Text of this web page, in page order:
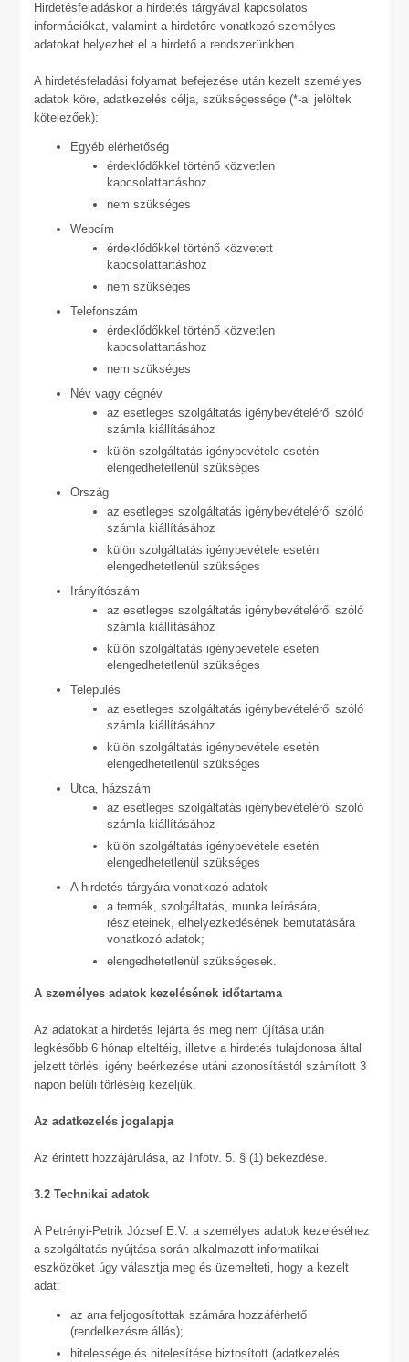
Hirdetésfeladáskor a hirdetés tárgyával kapcsolatos
információkat, valamint a hirdetőre vonatkozó személyes
adatokat helyezhet el a hirdető a rendszerünkben.
A hirdetésfeladási folyamat befejezése után kezelt személyes
adatok köre, adatkezelés célja, szükségessége (*-al jelöltek
kötelezőek):
Egyéb elérhetőség
érdeklődőkkel történő közvetlen
kapcsolattartáshoz
nem szükséges
Webcím
érdeklődőkkel történő közvetett
kapcsolattartáshoz
nem szükséges
Telefonszám
érdeklődőkkel történő közvetlen
kapcsolattartáshoz
nem szükséges
Név vagy cégnév
az esetleges szolgáltatás igénybevételéről szóló
számla kiállításához
külön szolgáltatás igénybevétele esetén
elengedhetetlenül szükséges
Ország
az esetleges szolgáltatás igénybevételéről szóló
számla kiállításához
külön szolgáltatás igénybevétele esetén
elengedhetetlenül szükséges
Irányítószám
az esetleges szolgáltatás igénybevételéről szóló
számla kiállításához
külön szolgáltatás igénybevétele esetén
elengedhetetlenül szükséges
Település
az esetleges szolgáltatás igénybevételéről szóló
számla kiállításához
külön szolgáltatás igénybevétele esetén
elengedhetetlenül szükséges
Utca, házszám
az esetleges szolgáltatás igénybevételéről szóló
számla kiállításához
külön szolgáltatás igénybevétele esetén
elengedhetetlenül szükséges
A hirdetés tárgyára vonatkozó adatok
a termék, szolgáltatás, munka leírására,
részleteinek, elhelyezkedésének bemutatására
vonatkozó adatok;
elengedhetetlenül szükségesek.
A személyes adatok kezelésének időtartama
Az adatokat a hirdetés lejárta és meg nem újítása után
legkésőbb 6 hónap elteltéig, illetve a hirdetés tulajdonosa által
jelzett törlési igény beérkezése utáni azonosítástól számított 3
napon belüli törléséig kezeljük.
Az adatkezelés jogalapja
Az érintett hozzájárulása, az Infotv. 5. § (1) bekezdése.
3.2 Technikai adatok
A Petrényi-Petrik József E.V. a személyes adatok kezeléséhez
a szolgáltatás nyújtása során alkalmazott informatikai
eszközöket úgy választja meg és üzemelteti, hogy a kezelt
adat:
az arra feljogosítottak számára hozzáférhető
(rendelkezésre állás);
hitelessége és hitelesítése biztosított (adatkezelés